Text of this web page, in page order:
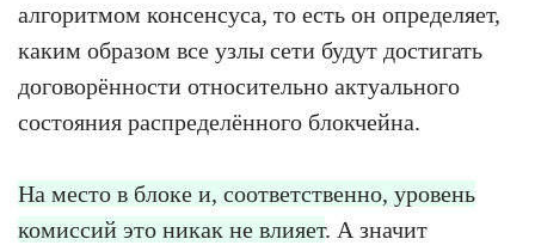
алгоритмом консенсуса, то есть он определяет,
каким образом все узлы сети будут достигать
договорённости относительно актуального
состояния распределённого блокчейна.
На место в блоке и, соответственно, уровень
комиссий это никак не влияет. А значит